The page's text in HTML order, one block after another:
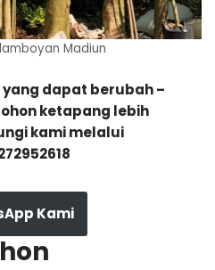
Madiun
dapat berubah –
ketapang lebih
kami melalui
Kami